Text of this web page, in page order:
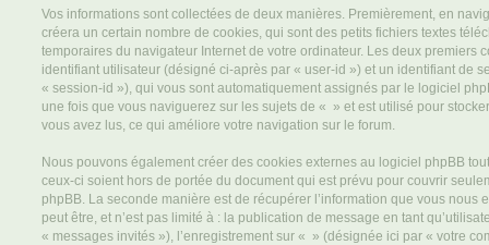
Vos informations sont collectées de deux manières. Premièrement, en
créera un certain nombre de cookies, qui sont des petits fichiers textes
temporaires du navigateur Internet de votre ordinateur. Les deux premiers
identifiant utilisateur (désigné ci-après par « user-id ») et un identifiant de
« session-id »), qui vous sont automatiquement assignés par le logiciel
une fois que vous naviguerez sur les sujets de « » et est utilisé pour
vous avez lus, ce qui améliore votre navigation sur le forum.
Nous pouvons également créer des cookies externes au logiciel phpBB
ceux-ci soient hors de portée du document qui est prévu pour couvrir
phpBB. La seconde manière est de récupérer l’information que vous nous
peut être, et n’est pas limité à : la publication de message en tant
« messages invités »), l’enregistrement sur « » (désignée ici par « votre